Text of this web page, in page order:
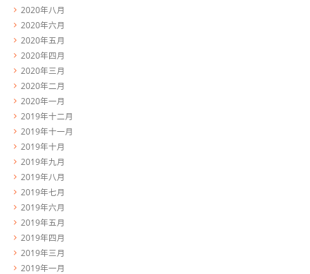
2020年八月
2020年六月
2020年五月
2020年四月
2020年三月
2020年二月
2020年一月
2019年十二月
2019年十一月
2019年十月
2019年九月
2019年八月
2019年七月
2019年六月
2019年五月
2019年四月
2019年三月
2019年一月